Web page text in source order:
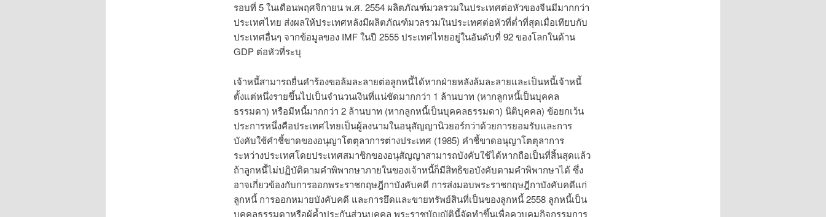
รอบที่ 5 ในเดือนพฤศจิกายน พ.ศ. 2554 ผลิตภัณฑ์มวลรวมในประเทศต่อหัวของจีนมีมากกว่า
ประเทศไทย ส่งผลให้ประเทศหลังมีผลิตภัณฑ์มวลรวมในประเทศต่อหัวที่ต่ำที่สุดเมื่อเทียบกับ
ประเทศอื่นๆ จากข้อมูลของ IMF ในปี 2555 ประเทศไทยอยู่ในอันดับที่ 92 ของโลกในด้าน
GDP ต่อหัวที่ระบุ
เจ้าหนี้สามารถยื่นคำร้องขอล้มละลายต่อลูกหนี้ได้หากฝ่ายหลังล้มละลายและเป็นหนี้เจ้าหนี้
ตั้งแต่หนึ่งรายขึ้นไปเป็นจำนวนเงินที่แน่ชัดมากกว่า 1 ล้านบาท (หากลูกหนี้เป็นบุคคล
ธรรมดา) หรือมีหนี้มากกว่า 2 ล้านบาท (หากลูกหนี้เป็นบุคคลธรรมดา) นิติบุคคล) ข้อยกเว้น
ประการหนึ่งคือประเทศไทยเป็นผู้ลงนามในอนุสัญญานิวยอร์กว่าด้วยการยอมรับและการ
บังคับใช้คำชี้ขาดของอนุญาโตตุลาการต่างประเทศ (1985) คำชี้ขาดอนุญาโตตุลาการ
ระหว่างประเทศโดยประเทศสมาชิกของอนุสัญญาสามารถบังคับใช้ได้หากถือเป็นที่สิ้นสุดแล้ว
ถ้าลูกหนี้ไม่ปฏิบัติตามคำพิพากษาภายในของเจ้าหนี้ก็มีสิทธิขอบังคับตามคำพิพากษาได้ ซึ่ง
อาจเกี่ยวข้องกับการออกพระราชกฤษฎีกาบังคับคดี การส่งมอบพระราชกฤษฎีกาบังคับคดีแก่
ลูกหนี้ การออกหมายบังคับคดี และการยึดและขายทรัพย์สินที่เป็นของลูกหนี้ 2558 ลูกหนี้เป็น
บุคคลธรรมดาหรือผู้ค้ำประกันส่วนบุคคล พระราชบัญญัตินี้จัดทำขึ้นเพื่อควบคุมกิจกรรมการ